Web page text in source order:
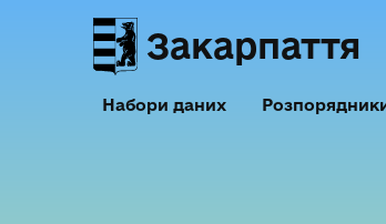
Закарпаття
Набори даних